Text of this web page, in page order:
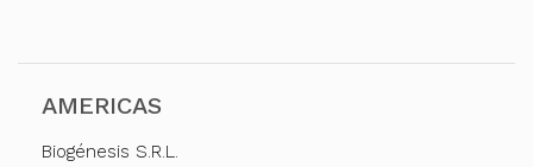
AMERICAS
Biogénesis S.R.L.